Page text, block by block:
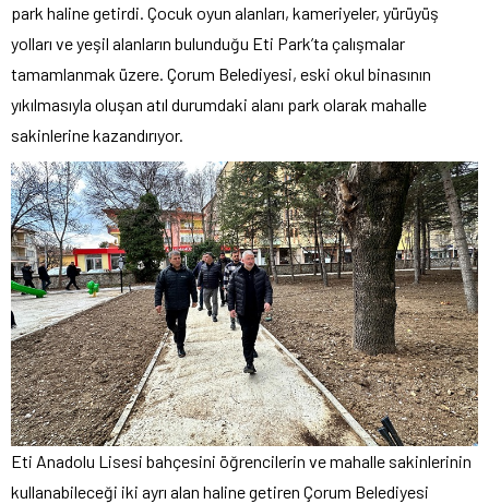
park haline getirdi. Çocuk oyun alanları, kameriyeler, yürüyüş
yolları ve yeşil alanların bulunduğu Eti Park’ta çalışmalar
tamamlanmak üzere. Çorum Belediyesi, eski okul binasının
yıkılmasıyla oluşan atıl durumdaki alanı park olarak mahalle
sakinlerine kazandırıyor.
Eti Anadolu Lisesi bahçesini öğrencilerin ve mahalle sakinlerinin
kullanabileceği iki ayrı alan haline getiren Çorum Belediyesi